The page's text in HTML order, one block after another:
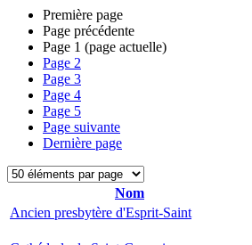
Première page
Page précédente
Page 1 (page actuelle)
Page 2
Page 3
Page 4
Page 5
Page suivante
Dernière page
Nom
Ancien presbytère d'Esprit-Saint